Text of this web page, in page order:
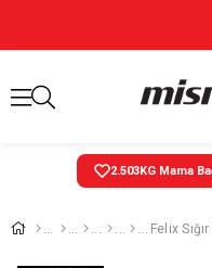
2.503KG Mama
Felix